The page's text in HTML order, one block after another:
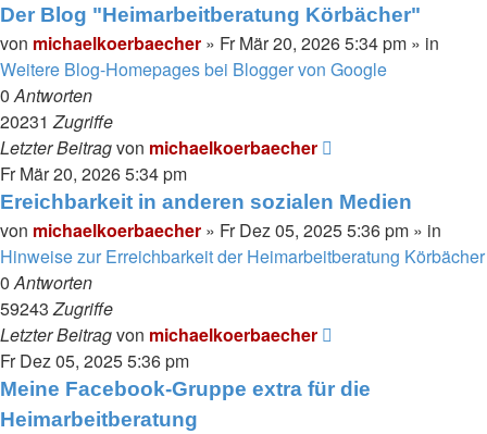
Der Blog "Heimarbeitberatung Körbächer"
von michaelkoerbaecher » Fr Mär 20, 2026 5:34 pm » in
Weitere Blog-Homepages bei Blogger von Google
0Antworten
20231Zugriffe
Letzter Beitragvon michaelkoerbaecher
Fr Mär 20, 2026 5:34 pm
Ereichbarkeit in anderen sozialen Medien
von michaelkoerbaecher » Fr Dez 05, 2025 5:36 pm » in
Hinweise zur Erreichbarkeit der Heimarbeitberatung Körbächer
0Antworten
59243Zugriffe
Letzter Beitragvon michaelkoerbaecher
Fr Dez 05, 2025 5:36 pm
Meine Facebook-Gruppe extra für die
Heimarbeitberatung